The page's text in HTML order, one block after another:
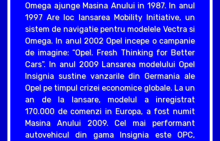
Omega ajunge Masina Anului in 1987. In anul
1997 Are loc lansarea Mobility Initiative, un
sistem de navigatie pentru modelele Vectra si
Omega. In anul 2002 Opel incepe o campanie
de imagine: “Opel. Fresh Thinking for Better
Cars”. In anul 2009 Lansarea modelului Opel
Insignia sustine vanzarile din Germania ale
Opel pe timpul crizei economice globale. La un
an de la lansare, modelul a inregistrat
170.000 de comenzi in Europa, a fost numit
Masina Anului 2009. Cel mai performant
autovehicul din gama Insignia este OPC,